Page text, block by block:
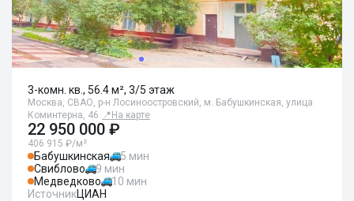
3-комн. кв., 56.4 м², 3/5 этаж
Москва, СВАО, р-н Лосиноостровский, м. Бабушкинская, улица
Коминтерна, 46 📍 На карте
22 950 000 ₽
406 915 ₽/м²
Бабушкинская
5 мин
Свиблово
9 мин
Медведково
10 мин
ИсточникЦИАН